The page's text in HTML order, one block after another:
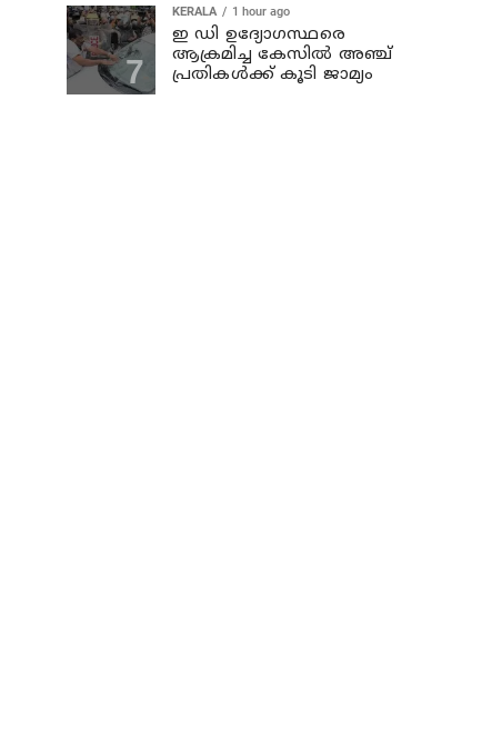
KERALA 1 hour ago
ഇ ഡി ഉദ്യോഗസ്ഥരെ
ആക്രമിച്ച കേസില്‍ അഞ്ച്
പ്രതികള്‍ക്ക് കൂടി ജാമ്യം